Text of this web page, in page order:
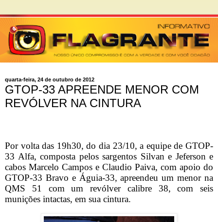
quarta-feira, 24 de outubro de 2012
GTOP-33 APREENDE MENOR COM
REVÓLVER NA CINTURA
Por volta das 19h30, do dia 23/10, a equipe de GTOP-
33 Alfa, composta pelos sargentos Silvan e Jeferson e
cabos Marcelo Campos e Claudio Paiva, com apoio do
GTOP-33 Bravo e Águia-33, apreendeu um menor na
QMS 51 com um revólver calibre 38, com seis
munições intactas, em sua cintura.